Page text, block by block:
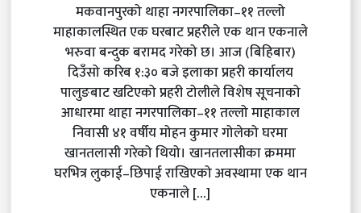
मकवानपुरको थाहा नगरपालिका–११ तल्लो
माहाकालस्थित एक घरबाट प्रहरीले एक थान एकनाले
भरुवा बन्दुक बरामद गरेको छ। आज (बिहिबार)
दिउँसो करिब १:३० बजे इलाका प्रहरी कार्यालय
पालुङबाट खटिएको प्रहरी टोलीले विशेष सूचनाको
आधारमा थाहा नगरपालिका–११ तल्लो माहाकाल
निवासी ४१ वर्षीय मोहन कुमार गोलेको घरमा
खानतलासी गरेको थियो। खानतलासीका क्रममा
घरभित्र लुकाई–छिपाई राखिएको अवस्थामा एक थान
एकनाले […]